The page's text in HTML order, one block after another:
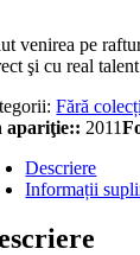
venirea pe
şi cu real
Fără
apariţie:: 2011
Descriere
Informații